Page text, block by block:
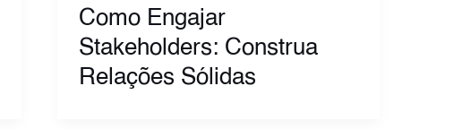
Como Engajar
Stakeholders: Construa
Relações Sólidas